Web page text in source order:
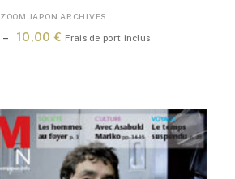
ZOOM JAPON ARCHIVES
– 10,00€ Plage
à
10,00 €
Frais de port inclus